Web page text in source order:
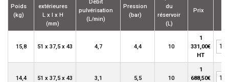
Poids
(kg)
extérieures
L x l x H
(mm)
Débit
pulvérisation
(L/min)
Pression
(bar)
du
réservoir
(L)
Prix
15,8 51 x 37,5 x 43 4,7 4,4 10
1
331,00€
HT
14,4 51 x 37,5 x 43 3,1 5,5 10
1
688,50€